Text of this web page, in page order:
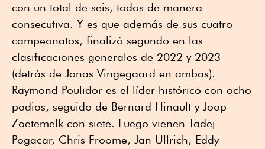
con un total de seis, todos de manera
consecutiva. Y es que además de sus cuatro
campeonatos, finalizó segundo en las
clasificaciones generales de 2022 y 2023
(detrás de Jonas Vingegaard en ambas).
Raymond Poulidor es el líder histórico con ocho
podios, seguido de Bernard Hinault y Joop
Zoetemelk con siete. Luego vienen Tadej
Pogacar, Chris Froome, Jan Ullrich, Eddy